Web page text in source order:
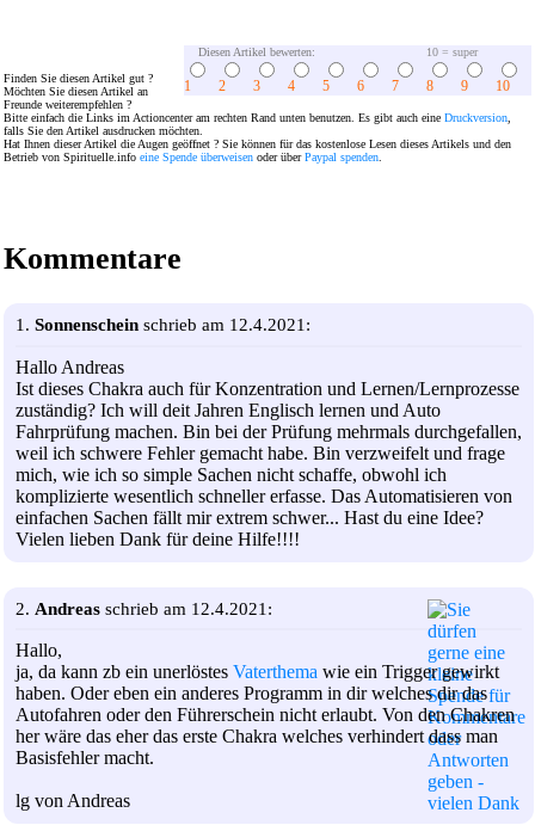
Diesen Artikel bewerten: 10 = super
1 2 3 4 5 6 7 8 9 10
Finden Sie diesen Artikel gut ?
Möchten Sie diesen Artikel an
Freunde weiterempfehlen ?
Bitte einfach die Links im Actioncenter am rechten Rand unten benutzen. Es gibt auch eine Druckversion
falls Sie den Artikel ausdrucken möchten.
Hat Ihnen dieser Artikel die Augen geöffnet ? Sie können für das kostenlose Lesen dieses Artikels und den
Betrieb von Spirituelle.info eine Spende überweisen oder überPaypal spenden
Kommentare
1. Sonnenschein schrieb am 12.4.2021:
Hallo Andreas
Ist dieses Chakra auch für Konzentration und Lernen/Lernprozesse
zuständig? Ich will deit Jahren Englisch lernen und Auto
Fahrprüfung machen. Bin bei der Prüfung mehrmals durchgefallen,
weil ich schwere Fehler gemacht habe. Bin verzweifelt und frage
mich, wie ich so simple Sachen nicht schaffe, obwohl ich
komplizierte wesentlich schneller erfasse. Das Automatisieren von
einfachen Sachen fällt mir extrem schwer... Hast du eine Idee?
Vielen lieben Dank für deine Hilfe!!!!
2. Andreas schrieb am 12.4.2021:
Hallo,
ja, da kann zb ein unerlöstes Vaterthema wie ein Trigger gewirkt
haben. Oder eben ein anderes Programm in dir welches dir das
Autofahren oder den Führerschein nicht erlaubt. Von den Chakren
her wäre das eher das erste Chakra welches verhindert dass man
Basisfehler macht.
lg von Andreas